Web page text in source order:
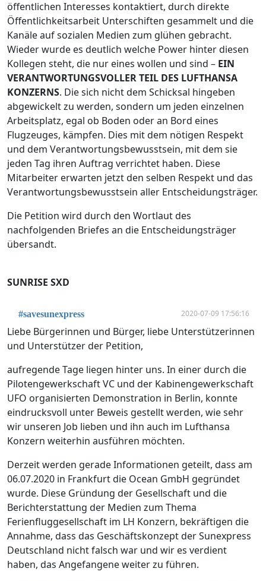
öffentlichen Interesses kontaktiert, durch direkte
Öffentlichkeitsarbeit Unterschiften gesammelt und die
Kanäle auf sozialen Medien zum glühen gebracht.
Wieder wurde es deutlich welche Power hinter diesen
Kollegen steht, die nur eines wollen und sind – EIN
VERANTWORTUNGSVOLLER TEIL DES LUFTHANSA
KONZERNS. Die sich nicht dem Schicksal hingeben
abgewickelt zu werden, sondern um jeden einzelnen
Arbeitsplatz, egal ob Boden oder an Bord eines
Flugzeuges, kämpfen. Dies mit dem nötigen Respekt
und dem Verantwortungsbewusstsein, mit dem sie
jeden Tag ihren Auftrag verrichtet haben. Diese
Mitarbeiter erwarten jetzt den selben Respekt und das
Verantwortungsbewusstsein aller Entscheidungsträger.
Die Petition wird durch den Wortlaut des
nachfolgenden Briefes an die Entscheidungsträger
übersandt.
SUNRISE SXD
#savesunexpress 2020-07-09 17:56:16
Liebe Bürgerinnen und Bürger, liebe Unterstützerinnen
und Unterstützer der Petition,
aufregende Tage liegen hinter uns. In einer durch die
Pilotengewerkschaft VC und der Kabinengewerkschaft
UFO organisierten Demonstration in Berlin, konnte
eindrucksvoll unter Beweis gestellt werden, wie sehr
wir unseren Job lieben und ihn auch im Lufthansa
Konzern weiterhin ausführen möchten.
Derzeit werden gerade Informationen geteilt, dass am
06.07.2020 in Frankfurt die Ocean GmbH gegründet
wurde. Diese Gründung der Gesellschaft und die
Berichterstattung der Medien zum Thema
Ferienfluggesellschaft im LH Konzern, bekräftigen die
Annahme, dass das Geschäftskonzept der Sunexpress
Deutschland nicht falsch war und wir es verdient
haben, das Angefangene weiter zu führen.